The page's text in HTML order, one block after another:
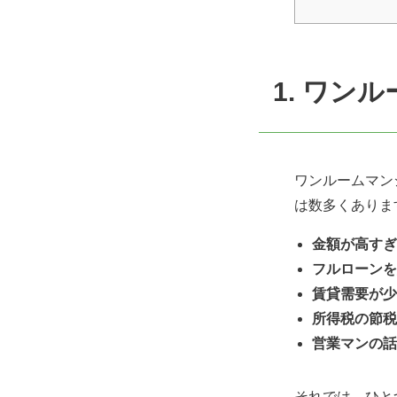
1. ワンル
ワンルームマ
は数多くあり
金額が高す
フルローン
賃貸需要が
所得税の節
営業マンの